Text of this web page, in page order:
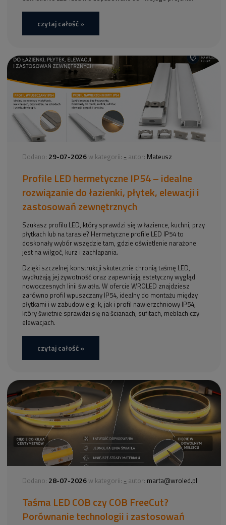
czytaj całość »
Dodano: 29-07-2026 w kategorii: - autor: Mateusz
Profile LED hermetyczne IP54 – idealne
rozwiązanie do łazienki, płytek, elewacji i
zastosowań zewnętrznych
Szukasz profilu LED, który sprawdzi się w łazience, kuchni, przy
płytkach lub na tarasie? Hermetyczne profile LED IP54 to
doskonały wybór wszędzie tam, gdzie oświetlenie narażone
jest na wilgoć, kurz i zachlapania.
Dzięki szczelnej konstrukcji skutecznie chronią taśmę LED,
wydłużają jej żywotność oraz zapewniają estetyczny wygląd
nowoczesnych linii światła. W ofercie WROLED znajdziesz
zarówno profil wpuszczany IP54, idealny do montażu między
płytkami i w zabudowie g-k, jak i profil nawierzchniowy IP54,
który świetnie sprawdzi się na ścianach, sufitach, meblach czy
elewacjach.
czytaj całość »
Dodano: 28-07-2026 w kategorii: - autor: marta@wroled.pl
Taśma LED COB czy COB FreeCut?
Porównanie technologii i zastosowań